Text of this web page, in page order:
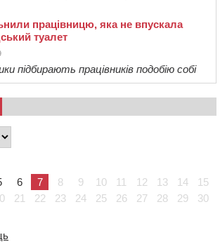
працівницю, яка не впускала
туалет
підбирають працівників подобію собі
6 7 8 9 10 11 12 13 14
15
21 22 23 24 25 26 27 28 29
30